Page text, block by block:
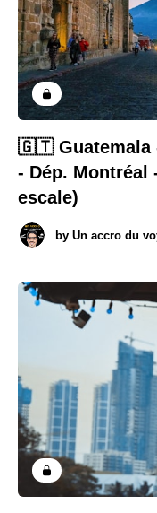
🇬🇹 Guatemala
- Dép. Montréal
escale)
by Un accro du